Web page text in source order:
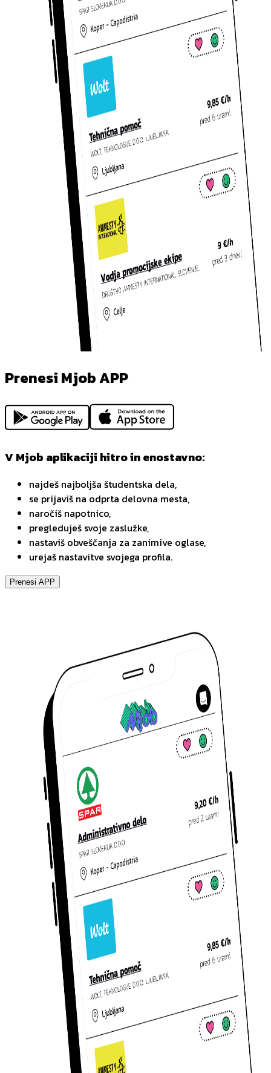
Prenesi Mjob APP
V Mjob aplikaciji hitro in enostavno:
najdeš najboljša študentska dela,
se prijaviš na odprta delovna mesta,
naročiš napotnico,
pregleduješ svoje zaslužke,
nastaviš obveščanja za zanimive oglase,
urejaš nastavitve svojega profila.
Prenesi APP